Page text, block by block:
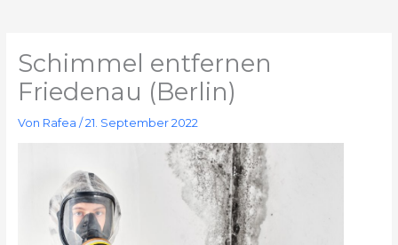
Schimmel entfernen
Friedenau (Berlin)
Von Rafea /21. September 2022